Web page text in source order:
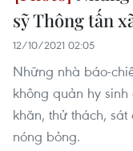
sỹ Thông tấn
12/10/2021 02:05
Những nhà báo-
không quản hy
khăn, thử thách,
nóng bỏng.